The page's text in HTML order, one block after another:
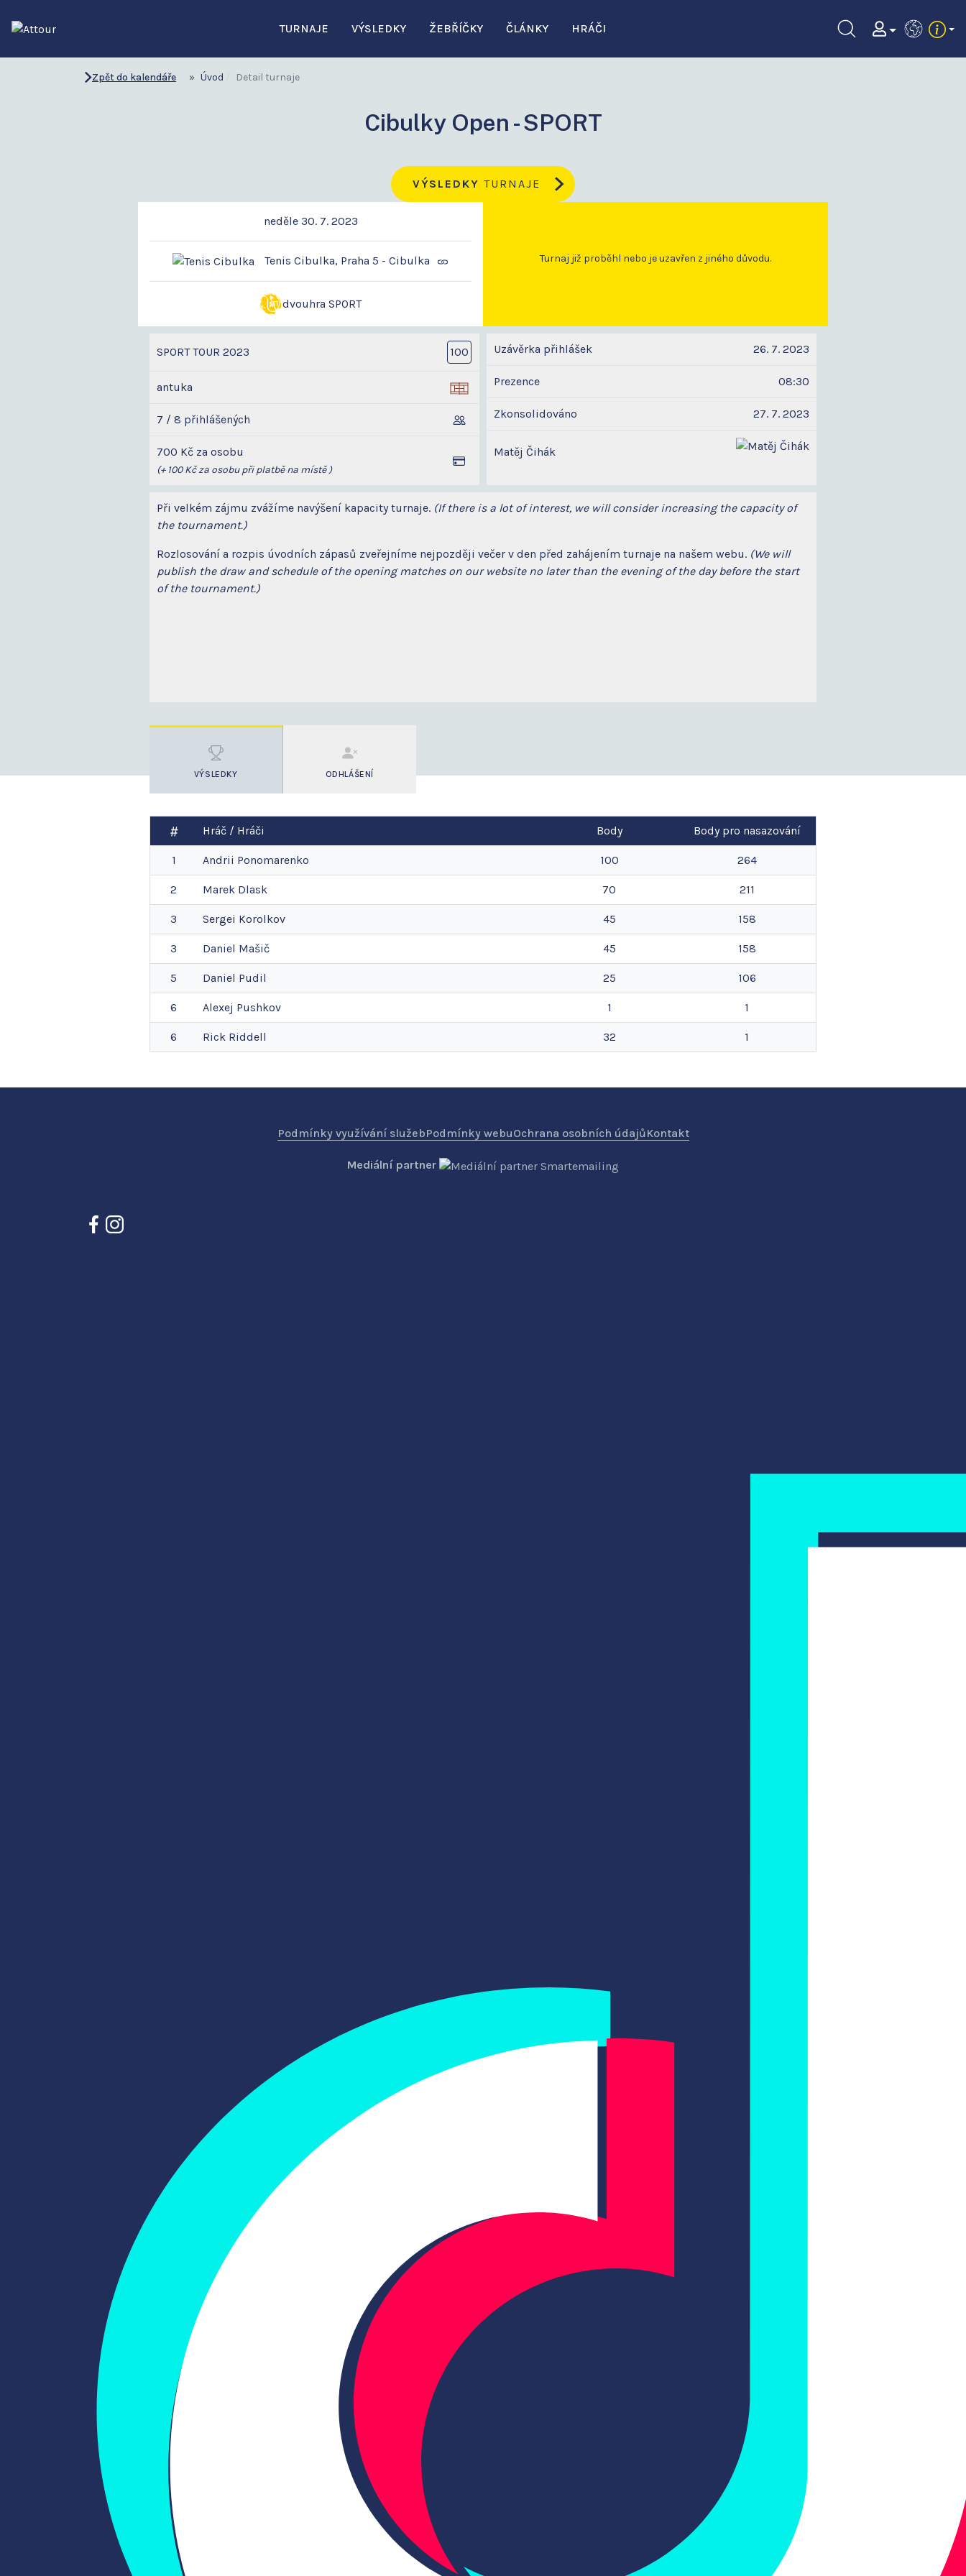
TURNAJE VÝSLEDKY ŽEBŘÍČKY ČLÁNKY HRÁČI
EN
Úvod Detail turnaje
Zpět do kalendáře
Cibulky Open - SPORT
VÝSLEDKY TURNAJE
neděle 30. 7. 2023
Tenis Cibulka, Praha 5 - Cibulka
dvouhra SPORT
Turnaj již proběhl nebo je uzavřen z jiného důvodu.
SPORT TOUR 2023 100
antuka
7 / 8 přihlášených
700 Kč za osobu
(+ 100 Kč za osobu při platbě na místě )
Uzávěrka přihlášek 26. 7. 2023
Prezence 08:30
Zkonsolidováno 27. 7. 2023
Matěj Čihák
Při velkém zájmu zvážíme navýšení kapacity turnaje. (If there is a lot of interest, we will consider increasing the capacity of
the tournament.)
Rozlosování a rozpis úvodních zápasů zveřejníme nejpozději večer v den před zahájením turnaje na našem webu. (We will
publish the draw and schedule of the opening matches on our website no later than the evening of the day before the start
of the tournament.)
VÝSLEDKY ODHLÁŠENÍ
Hráč / Hráči Body Body pro nasazování
1 Andrii Ponomarenko 100 264
2 Marek Dlask 70 211
3 Sergei Korolkov 45 158
3 Daniel Mašič 45 158
5 Daniel Pudil 25 106
6 Alexej Pushkov 1 1
6 Rick Riddell 32 1
Podmínky využívání služebPodmínky webuOchrana osobních údajůKontakt
Mediální partner